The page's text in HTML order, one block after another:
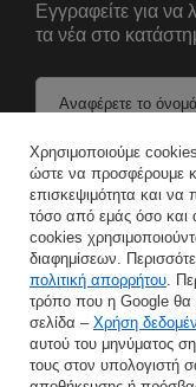
Εγγραφείτε για να
τα νέα στο
Αναφέρετε το
Εισάγετε τη
Συμφωνώ με την επεξεργασία των
Χρησιμοποιούμε
ώστε να προσφέρουμε
επισκεψιμότητα και να
τόσο από εμάς όσο και
cookies
διαφημίσεων.
πολιτική απορρήτου.
τρόπο που η Google θα
σελίδα – Χρήση
αυτού του μηνύματος
τους στον υπολογιστή